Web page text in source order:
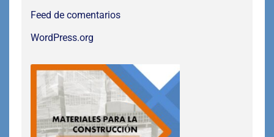
Feed de comentarios
WordPress.org